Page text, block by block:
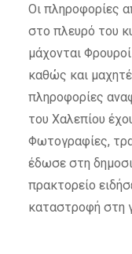
Οι πληροφορίες
στο πλευρό του
μάχονται
καθώς και
πληροφορίες
του Χαλεπίου
Φωτογραφίες,
έδωσε στη
πρακτορείο
καταστροφή στη